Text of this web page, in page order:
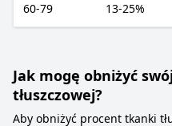
60-79 13-25%
Jak mogę obniżyć
tłuszczowej?
Aby obniżyć procent tkanki